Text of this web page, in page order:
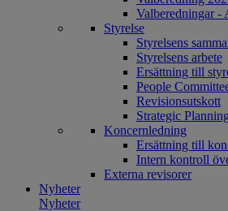
Valberedningar -
Styrelse
Styrelsens
Styrelsens arbete
Ersättning till
People
Revisionsutskott
Strategic
Koncernledning
Ersättning till
Intern kontroll
Externa revisorer
Nyheter
Nyheter